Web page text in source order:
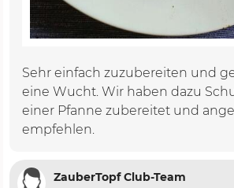
Sehr einfach zuzubereiten und
eine Wucht. Wir haben dazu
einer Pfanne zubereitet und
empfehlen.
ZauberTopf Club-Team